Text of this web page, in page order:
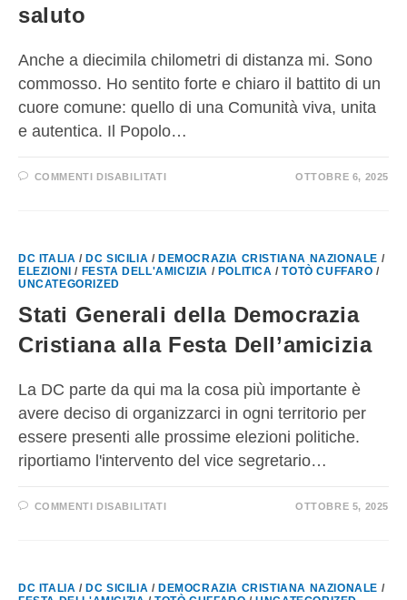
saluto
Anche a diecimila chilometri di distanza mi. Sono
commosso. Ho sentito forte e chiaro il battito di un
cuore comune: quello di una Comunità viva, unita
e autentica. Il Popolo…
COMMENTI DISABILITATI OTTOBRE 6, 2025
DC ITALIA / DC SICILIA / DEMOCRAZIA CRISTIANA NAZIONALE /
ELEZIONI
/ FESTA DELL'AMICIZIA / POLITICA /TOTÒ CUFFARO /
UNCATEGORIZED
Stati Generali della Democrazia
Cristiana alla Festa Dell’amicizia
La DC parte da qui ma la cosa più importante è
avere deciso di organizzarci in ogni territorio per
essere presenti alle prossime elezioni politiche.
riportiamo l'intervento del vice segretario…
COMMENTI DISABILITATI OTTOBRE 5, 2025
DC ITALIA / DC SICILIA / DEMOCRAZIA CRISTIANA NAZIONALE /